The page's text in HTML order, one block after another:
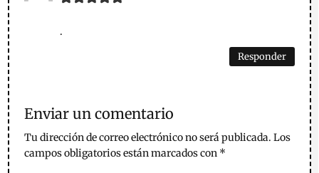
.
Responder
Enviar un comentario
Tu dirección de correo electrónico no será publicada. Los
campos obligatorios están marcados con *